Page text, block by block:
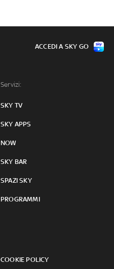
Servizi:
SKY TV
SKY APPS
NOW
SKY BAR
SPAZI SKY
PROGRAMMI
COOKIE POLICY
ACCEDI A SKY GO